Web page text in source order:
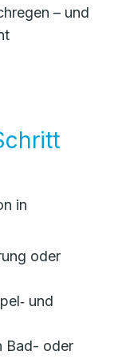
– und
in
oder
und
Bad- oder